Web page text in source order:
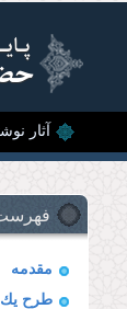
آثار
مقدمه
طرح